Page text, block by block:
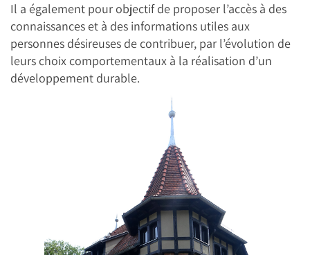
Il a également pour objectif de proposer l’accès à des
connaissances et à des informations utiles aux
personnes désireuses de contribuer, par l’évolution de
leurs choix comportementaux à la réalisation d’un
développement durable.